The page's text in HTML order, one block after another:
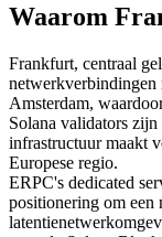
Waarom
Frankfurt, centraal
netwerkverbindingen
Amsterdam,
Solana validators
infrastructuur maakt
Europese regio.
ERPC's dedicated
positionering om een